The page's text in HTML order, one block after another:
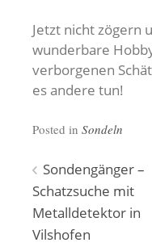
Jetzt nicht zögern
wunderbare
verborgenen
es andere tun!
Posted in Sondeln
Sondengänger –
Schatzsuche mit
Metalldetektor in
Vilshofen